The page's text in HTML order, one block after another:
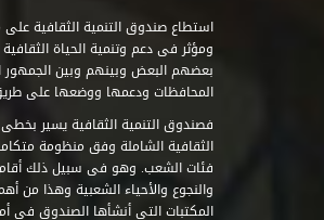
ومؤثر فى دعم وتنمية الحياة
بعضهم البعض وبينهم وبين
المحافظات ودعمها ووضعها على طريق
فصندوق التنمية الثقافية يسير
الثقافية الشاملة وفق منظومة
فئات الشعب. وهو فى سبيل ذلك أقام
والنجوع والأحياء الشعبية وهذا من